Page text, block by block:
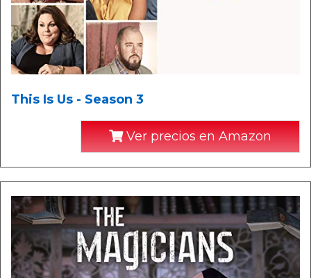
This Is Us - Season 3
Ver precios en Amazon